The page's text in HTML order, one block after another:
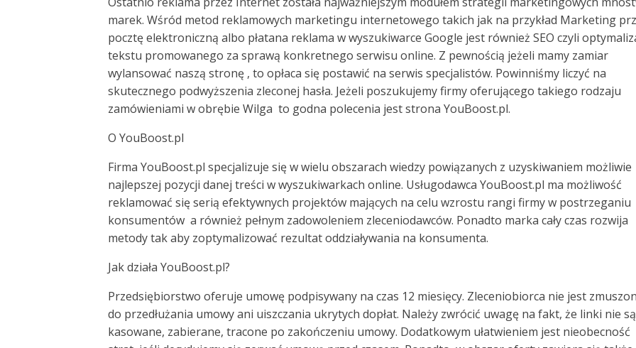
marek. Wśród metod reklamowych marketingu internetowego takich jak na przykład Marketing
pocztę elektroniczną albo płatana reklama w wyszukiwarce Google jest również SEO czyli
tekstu promowanego za sprawą konkretnego serwisu online. Z pewnością jeżeli mamy zamiar
wylansować naszą stronę , to opłaca się postawić na serwis specjalistów. Powinniśmy liczyć na
skutecznego podwyższenia zleconej hasła. Jeżeli poszukujemy firmy oferującego takiego rodzaju
zamówieniami w obrębie Wilga to godna polecenia jest strona YouBoost.pl.
O YouBoost.pl
Firma YouBoost.pl specjalizuje się w wielu obszarach wiedzy powiązanych z uzyskiwaniem możliwie
najlepszej pozycji danej treści w wyszukiwarkach online. Usługodawca YouBoost.pl ma możliwość
reklamować się serią efektywnych projektów mających na celu wzrostu rangi firmy w postrzeganiu
konsumentów a również pełnym zadowoleniem zleceniodawców. Ponadto marka cały czas rozwija
metody tak aby zoptymalizować rezultat oddziaływania na konsumenta.
Jak działa YouBoost.pl?
Przedsiębiorstwo oferuje umowę podpisywany na czas 12 miesięcy. Zleceniobiorca nie jest
do przedłużania umowy ani uiszczania ukrytych dopłat. Należy zwrócić uwagę na fakt, że linki nie są
kasowane, zabierane, tracone po zakończeniu umowy. Dodatkowym ułatwieniem jest nieobecność